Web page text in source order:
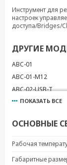
Инструмент для
настроек
доступа/Bridges/
ДРУГИЕ
ABC-01
ABC-01-M12
ABC-02-USB-T
ABC-01-P-M12-CT-T
ABC-03-microSD-T
ПОКАЗАТЬ ВСЕ
ОСНОВНЫЕ
Рабочая
Габаритные